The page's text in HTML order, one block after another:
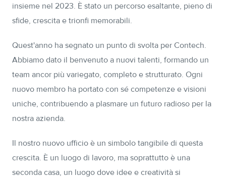
insieme nel 2023. È stato un percorso esaltante, pieno di
sfide, crescita e trionfi memorabili.
Quest'anno ha segnato un punto di svolta per Contech.
Abbiamo dato il benvenuto a nuovi talenti, formando un
team ancor più variegato, completo e strutturato. Ogni
nuovo membro ha portato con sé competenze e visioni
uniche, contribuendo a plasmare un futuro radioso per la
nostra azienda.
Il nostro nuovo ufficio è un simbolo tangibile di questa
crescita. È un luogo di lavoro, ma soprattutto è una
seconda casa, un luogo dove idee e creatività si